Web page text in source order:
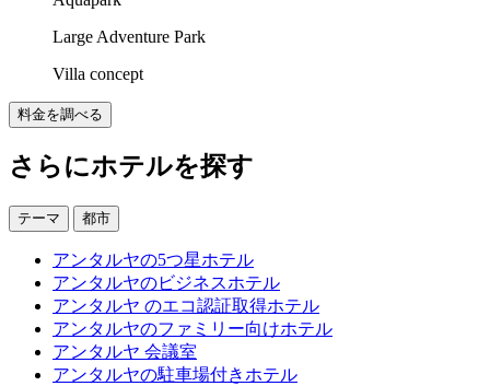
Large Adventure Park
Villa concept
料金を調べる
さらにホテルを探す
テーマ 都市
アンタルヤの5つ星ホテル
アンタルヤのビジネスホテル
アンタルヤ のエコ認証取得ホテル
アンタルヤのファミリー向けホテル
アンタルヤ 会議室
アンタルヤの駐車場付きホテル